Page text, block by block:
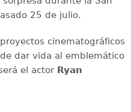
25 de julio.
cinematográficos
dar vida al emblemático
el actor Ryan